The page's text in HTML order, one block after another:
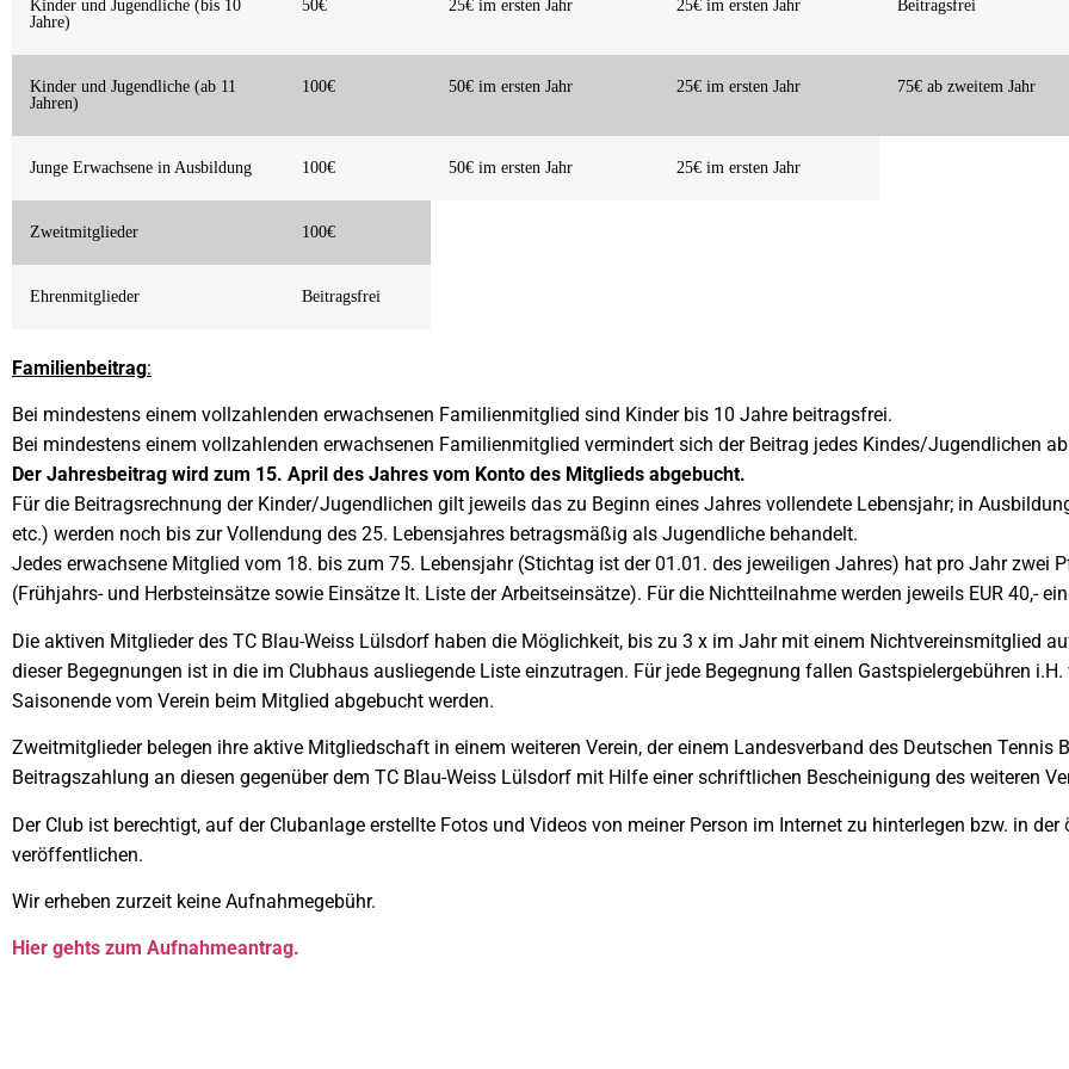
Kinder und Jugendliche (bis 10
Jahre)
50€ 25€ im ersten Jahr 25€ im ersten Jahr Beitragsfrei
Kinder und Jugendliche (ab 11
Jahren)
100€ 50€ im ersten Jahr 25€ im ersten Jahr 75€ ab zweitem Jahr
Junge Erwachsene in Ausbildung 100€ 50€ im ersten Jahr 25€ im ersten Jahr
Zweitmitglieder 100€
Ehrenmitglieder Beitragsfrei
Familienbeitrag:
Bei mindestens einem vollzahlenden erwachsenen Familienmitglied sind Kinder bis 10 Jahre beitragsfrei.
Bei mindestens einem vollzahlenden erwachsenen Familienmitglied vermindert sich der Beitrag jedes Kindes/Jugendlichen
Der Jahresbeitrag wird zum 15. April des Jahres vom Konto des Mitglieds abgebucht.
Für die Beitragsrechnung der Kinder/Jugendlichen gilt jeweils das zu Beginn eines Jahres vollendete Lebensjahr; in
etc.) werden noch bis zur Vollendung des 25. Lebensjahres betragsmäßig als Jugendliche behandelt.
Jedes erwachsene Mitglied vom 18. bis zum 75. Lebensjahr (Stichtag ist der 01.01. des jeweiligen Jahres) hat pro Jahr zwei
(Frühjahrs- und Herbsteinsätze sowie Einsätze lt. Liste der Arbeitseinsätze). Für die Nichtteilnahme werden jeweils EUR 40,-
Die aktiven Mitglieder des TC Blau-Weiss Lülsdorf haben die Möglichkeit, bis zu 3 x im Jahr mit einem Nichtvereinsmitglied
dieser Begegnungen ist in die im Clubhaus ausliegende Liste einzutragen. Für jede Begegnung fallen Gastspielergebühren
Saisonende vom Verein beim Mitglied abgebucht werden.
Zweitmitglieder belegen ihre aktive Mitgliedschaft in einem weiteren Verein, der einem Landesverband des Deutschen Tennis
Beitragszahlung an diesen gegenüber dem TC Blau-Weiss Lülsdorf mit Hilfe einer schriftlichen Bescheinigung des weiteren
Der Club ist berechtigt, auf der Clubanlage erstellte Fotos und Videos von meiner Person im Internet zu hinterlegen bzw. in der
veröffentlichen.
Wir erheben zurzeit keine Aufnahmegebühr.
Hier gehts zum Aufnahmeantrag.